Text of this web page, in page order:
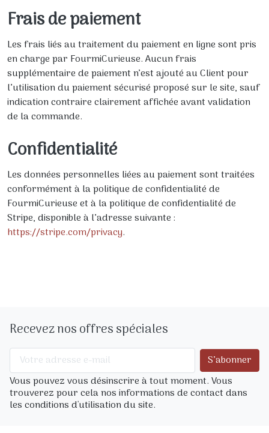
Frais de paiement
Les frais liés au traitement du paiement en ligne sont pris
en charge par FourmiCurieuse. Aucun frais
supplémentaire de paiement n’est ajouté au Client pour
l’utilisation du paiement sécurisé proposé sur le site, sauf
indication contraire clairement affichée avant validation
de la commande.
Confidentialité
Les données personnelles liées au paiement sont traitées
conformément à la politique de confidentialité de
FourmiCurieuse et à la politique de confidentialité de
Stripe, disponible à l’adresse suivante :
https://stripe.com/privacy.
Recevez nos offres spéciales
Vous pouvez vous désinscrire à tout moment. Vous
trouverez pour cela nos informations de contact dans
les conditions d'utilisation du site.